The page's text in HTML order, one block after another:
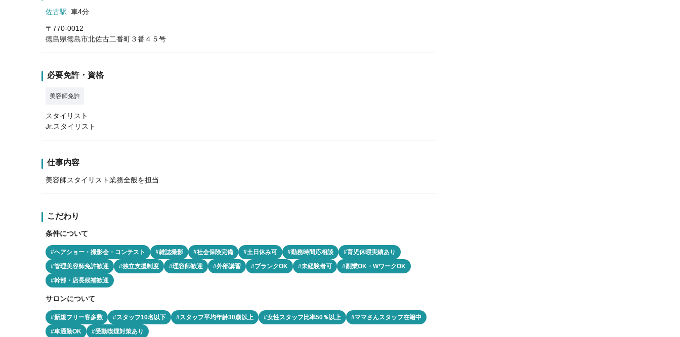
佐古駅 車4分
〒770-0012
徳島県徳島市北佐古二番町３番４５号
必要免許・資格
美容師免許
スタイリスト
Jr.スタイリスト
仕事内容
美容師スタイリスト業務全般を担当
こだわり
条件について
#ヘアショー・撮影会・コンテスト #雑誌撮影 #社会保険完備 #土日休み可 #勤務時間応相談
#育児休暇実績あり
#管理美容師免許歓迎
#独立支援制度 #理容師歓迎 #外部講習 #ブランクOK #未経験者可
#副業OK・WワークOK
#幹部・店長候補歓迎
サロンについて
#新規フリー客多数 #スタッフ10名以下 #スタッフ平均年齢30歳以上 #女性スタッフ比率50％以上
#ママさんスタッフ在籍中
#車通勤OK
#受動喫煙対策あり